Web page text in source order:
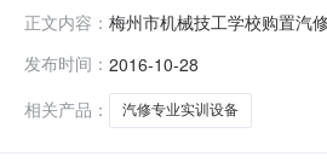
正文内容： 梅州市机械技工学校购置汽
构”）受招标人的委托，就
发布时间： 2016-10-28
相关产品：
汽修专业实训设备